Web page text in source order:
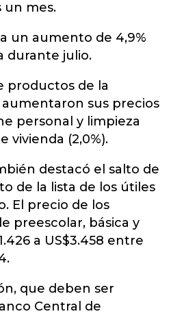
un mes.
un aumento de 4,9%
durante julio.
productos de la
sus precios
personal y limpieza
vivienda (2,0%).
destacó el salto de
de la lista de los útiles
El precio de los
preescolar, básica y
a US$3.458 entre
que deben ser
Central de